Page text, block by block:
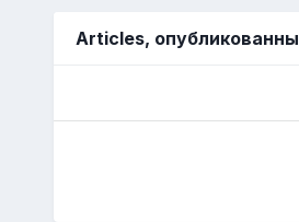
Articles,